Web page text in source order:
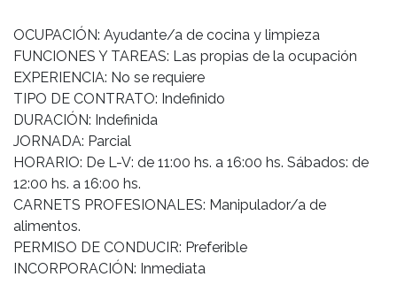
OCUPACIÓN: Ayudante/a de cocina y limpieza
FUNCIONES Y TAREAS: Las propias de la ocupación
EXPERIENCIA: No se requiere
TIPO DE CONTRATO: Indefinido
DURACIÓN: Indefinida
JORNADA: Parcial
HORARIO: De L-V: de 11:00 hs. a 16:00 hs. Sábados: de
12:00 hs. a 16:00 hs.
CARNETS PROFESIONALES: Manipulador/a de
alimentos.
PERMISO DE CONDUCIR: Preferible
INCORPORACIÓN: Inmediata